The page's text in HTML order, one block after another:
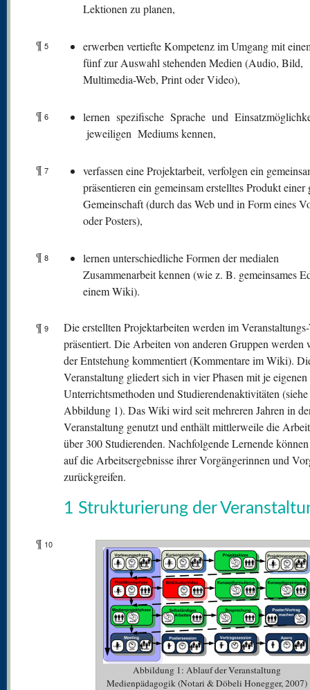
Lektionen zu planen,
¶ 5
erwerben vertiefte Kompetenz im Umgang mit
fünf zur Auswahl stehenden Medien (Audio, Bild,
Multimedia-Web, Print oder Video),
¶ 6
lernen spezifische Sprache und
jeweiligen Mediums kennen,
¶ 7
verfassen eine Projektarbeit, verfolgen ein
präsentieren ein gemeinsam erstelltes Produkt einer
Gemeinschaft (durch das Web und in Form eines
oder Posters),
¶ 8
lernen unterschiedliche Formen der medialen
Zusammenarbeit kennen (wie z. B. gemeinsames
einem Wiki).
¶ 9
Die erstellten Projektarbeiten werden im
präsentiert. Die Arbeiten von anderen Gruppen werden
der Entstehung kommentiert (Kommentare im Wiki).
Veranstaltung gliedert sich in vier Phasen mit je eigenen
Unterrichtsmethoden und Studierendenaktivitäten (siehe
Abbildung 1). Das Wiki wird seit mehreren Jahren in
Veranstaltung genutzt und enthält mittlerweile die
über 300 Studierenden. Nachfolgende Lernende
auf die Arbeitsergebnisse ihrer Vorgängerinnen und
zurückgreifen.
1 Strukturierung der
¶ 10
Abbildung 1: Ablauf der Veranstaltung
Medienpädagogik (Notari & Döbeli Honegger, 2007)